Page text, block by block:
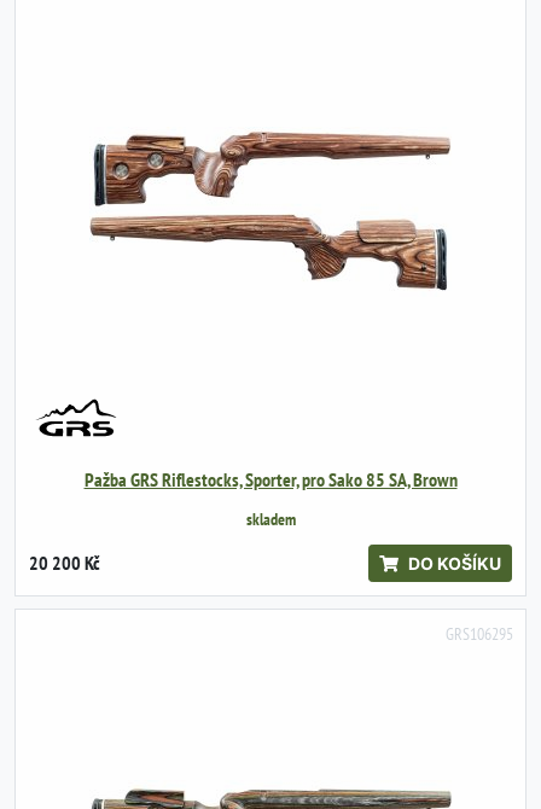
Pažba GRS Riflestocks, Sporter, pro Sako 85 SA, Brown
skladem
20 200 Kč DO KOŠÍKU
GRS106295